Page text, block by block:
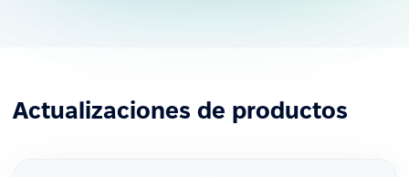
Actualizaciones de productos